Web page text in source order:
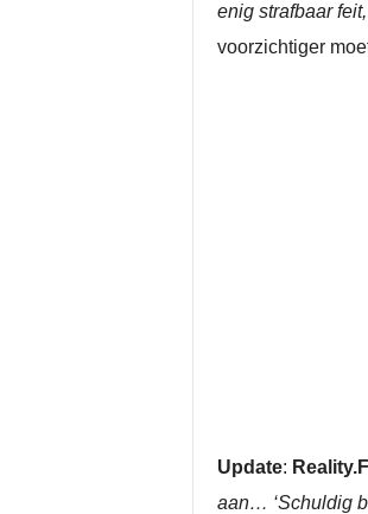
enig strafbaar
voorzichtiger
Update:
aan… ‘Schuldig